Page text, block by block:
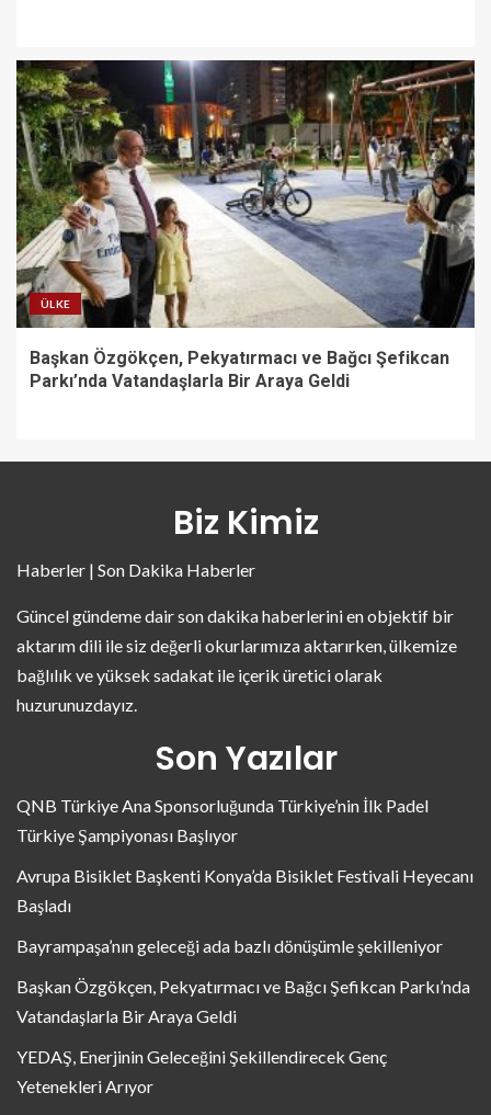
ÜLKE
Başkan Özgökçen, Pekyatırmacı ve Bağcı Şefikcan
Parkı’nda Vatandaşlarla Bir Araya Geldi
Biz Kimiz
Haberler | Son Dakika Haberler
Güncel gündeme dair son dakika haberlerini en objektif bir
aktarım dili ile siz değerli okurlarımıza aktarırken, ülkemize
bağlılık ve yüksek sadakat ile içerik üretici olarak
huzurunuzdayız.
Son Yazılar
QNB Türkiye Ana Sponsorluğunda Türkiye’nin İlk Padel
Türkiye Şampiyonası Başlıyor
Avrupa Bisiklet Başkenti Konya’da Bisiklet Festivali Heyecanı
Başladı
Bayrampaşa’nın geleceği ada bazlı dönüşümle şekilleniyor
Başkan Özgökçen, Pekyatırmacı ve Bağcı Şefikcan Parkı’nda
Vatandaşlarla Bir Araya Geldi
YEDAŞ, Enerjinin Geleceğini Şekillendirecek Genç
Yetenekleri Arıyor